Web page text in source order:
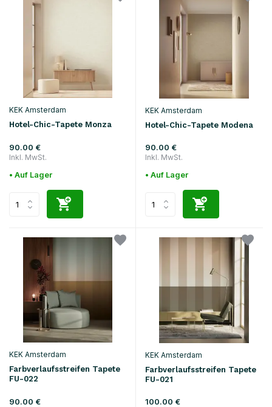
KEK Amsterdam
Hotel-Chic-Tapete Monza
90.00 €
Inkl. MwSt.
• Auf Lager
KEK Amsterdam
Hotel-Chic-Tapete Modena
90.00 €
Inkl. MwSt.
• Auf Lager
KEK Amsterdam
Farbverlaufsstreifen Tapete
FU-022
90.00 €
KEK Amsterdam
Farbverlaufsstreifen Tapete
FU-021
100.00 €